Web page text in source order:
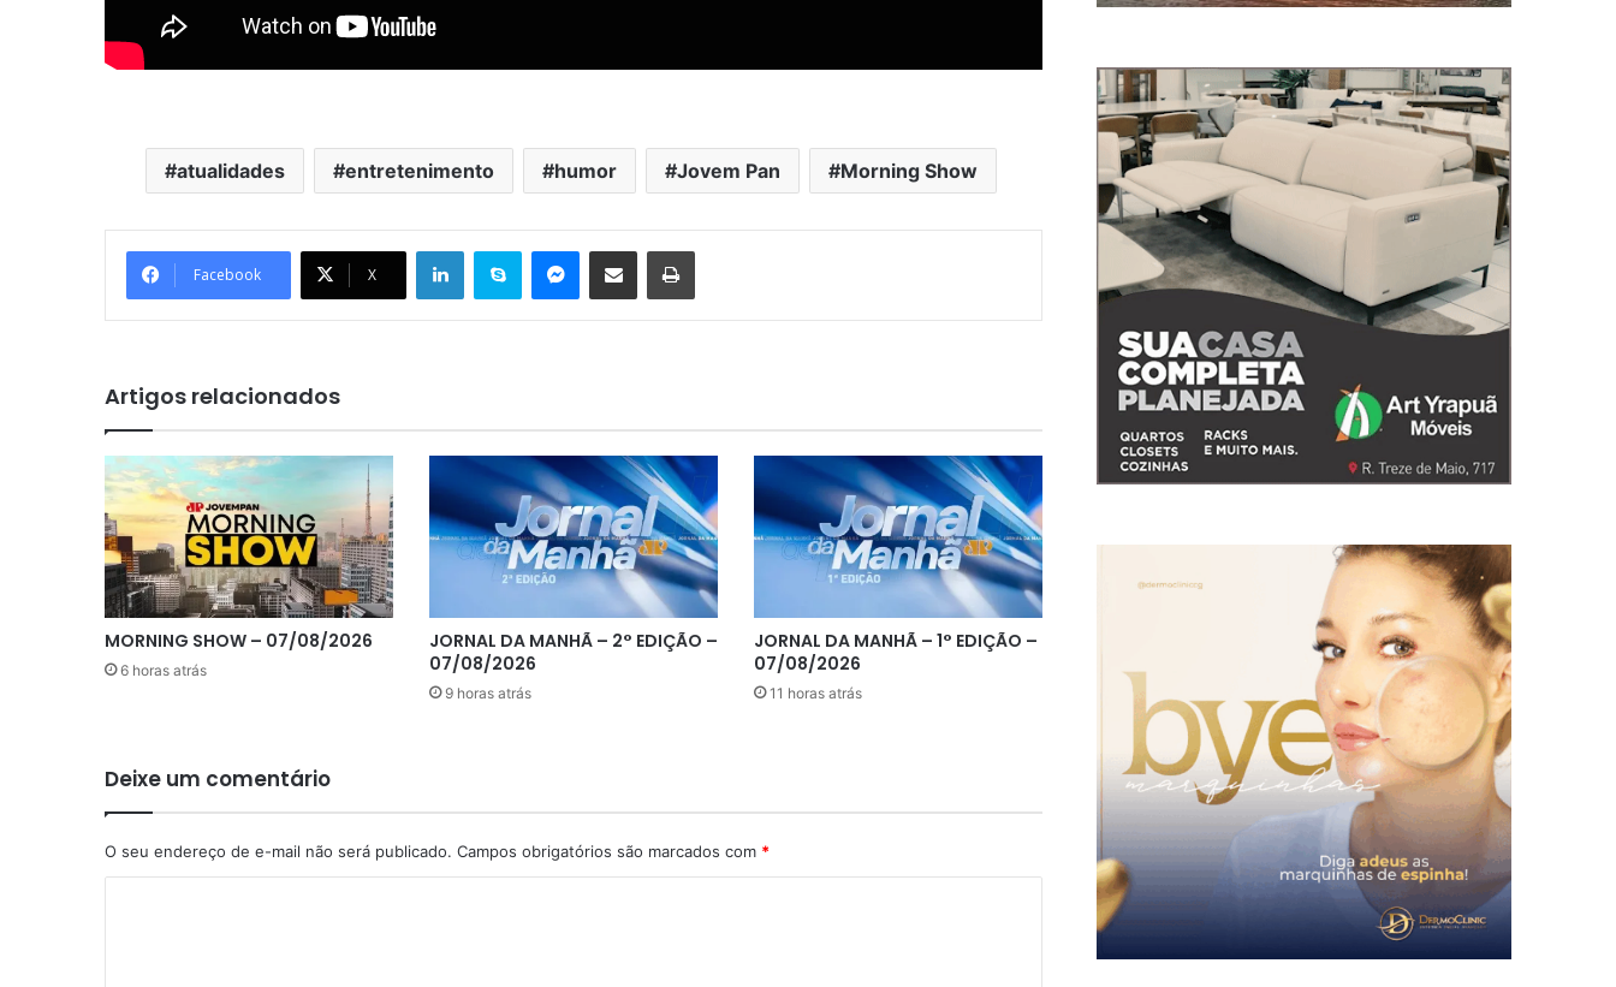
atualidades entretenimento humor Jovem Pan Morning Show
Facebook X
Artigos relacionados
MORNING SHOW – 07/08/2026
6 horas atrás
JORNAL DA MANHÃ – 2° EDIÇÃO –
07/08/2026
9 horas atrás
JORNAL DA MANHÃ – 1° EDIÇÃO –
07/08/2026
11 horas atrás
Deixe um comentário
O seu endereço de e-mail não será publicado. Campos obrigatórios são marcados com *